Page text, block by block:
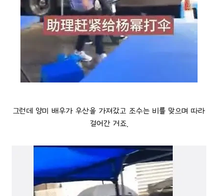
그런데 양미 배우가 우산을 가져갔고 조수는 비를 맞으며 따라
걸어간 거죠.